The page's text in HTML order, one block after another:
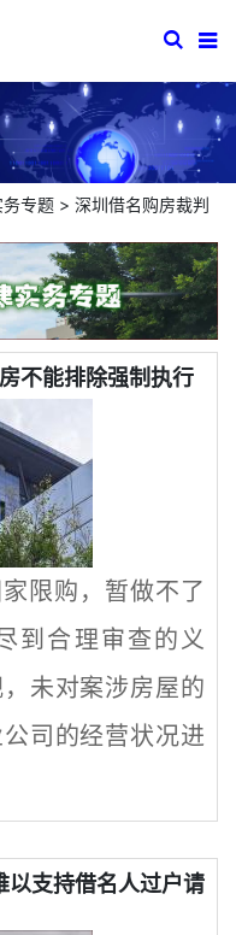
专题> 深圳借名购房裁判
不能排除强制执行
限购，暂做不了
到合理审查的义
未对案涉房屋的
司的经营状况进
以支持借名人过户请